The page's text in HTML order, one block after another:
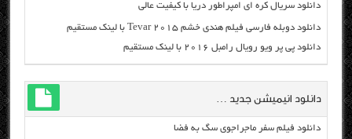
دانلود سریال کره ای امپراطور دریا با کیفیت عالی
دانلود دوبله فارسی فیلم هندی خشم Tevar ۲۰۱۵ با لینک مستقیم
دانلود پی پر ویو رویال رامبل ۲۰۱۶ با لینک مستقیم
دانلود انیمیشن جدید …
دانلود فیلم سفر ماجراجوی سگ به فضا